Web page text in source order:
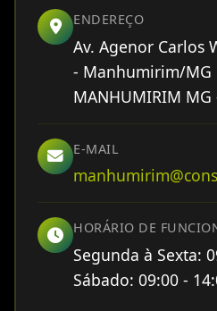
ENDEREÇO
Av. Agenor Carlos
- Manhumirim/MG
MANHUMIRIM MG
E-MAIL
HORÁRIO DE
Segunda à Sexta:
Sábado: 09:00 -